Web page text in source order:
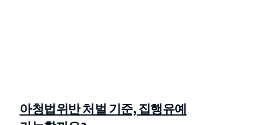
아청법위반 처벌 기준, 집행유예